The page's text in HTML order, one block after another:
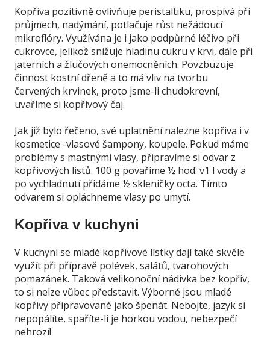
Kopřiva pozitivně ovlivňuje peristaltiku, prospívá při
průjmech, nadýmání, potlačuje růst nežádoucí
mikroflóry. Využívána je i jako podpůrné léčivo při
cukrovce, jelikož snižuje hladinu cukru v krvi, dále při
jaterních a žlučových onemocněních. Povzbuzuje
činnost kostní dřeně a to má vliv na tvorbu
červených krvinek, proto jsme-li chudokrevní,
uvaříme si kopřivový čaj.
Jak již bylo řečeno, své uplatnění nalezne kopřiva i v
kosmetice -vlasové šampony, koupele. Pokud máme
problémy s mastnými vlasy, připravíme si odvar z
kopřivových listů. 100 g povaříme ½ hod. v1 l vody a
po vychladnutí přidáme ½ skleničky octa. Tímto
odvarem si opláchneme vlasy po umytí.
Kopřiva v kuchyni
V kuchyni se mladé kopřivové lístky dají také skvěle
využít při přípravě polévek, salátů, tvarohových
pomazánek. Taková velikonoční nádivka bez kopřiv,
to si nelze vůbec představit. Výborné jsou mladé
kopřivy připravované jako špenát. Nebojte, jazyk si
nepopálíte, spaříte-li je horkou vodou, nebezpečí
nehrozí!